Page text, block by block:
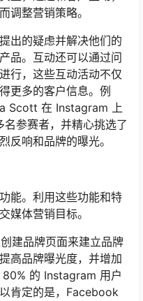
调整营销策略。
出的疑虑并解决他们的
品。互动还可以通过问
行，这些互动活动不仅
更多的客户信息。例
Scott 在 Instagram 上
参赛者，并精心挑选了
反响和品牌的曝光。
能。利用这些功能和特
媒体营销目标。
建品牌页面来建立品牌
高品牌曝光度，并增加
的 Instagram 用户
肯定的是，Facebook